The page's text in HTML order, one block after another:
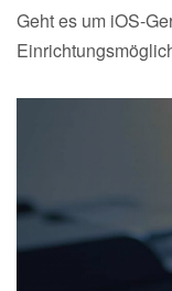
Geht es um iOS-